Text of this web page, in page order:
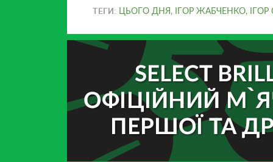
ТЕГИ: ЦЬОГО ДНЯ , ІГОР ЖАБЧЕНКО,